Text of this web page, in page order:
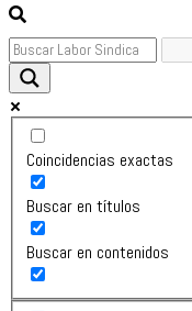
Primary
Menu
Coincidencias exactas
Buscar en títulos
Buscar en contenidos